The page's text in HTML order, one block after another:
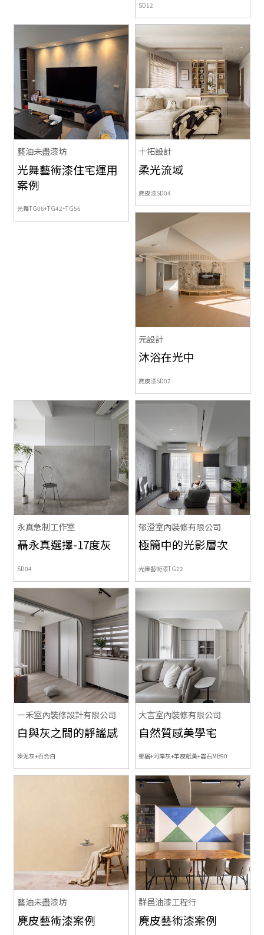
SD12
藝油未盡漆坊
光舞藝術漆住宅運用
案例
光舞TG06+TG42+TG56
十拓設計
柔光流域
麂皮漆SD04
元設計
沐浴在光中
麂皮漆SD02
永真急制工作室
聶永真選擇-17度灰
SD04
郁澄室內裝修有限公司
極簡中的光影層次
光舞藝術漆TG22
一禾室內裝修設計有限公司
白與灰之間的靜謐感
陳泥灰+百合白
大言室內裝修有限公司
自然質感美學宅
鄉居+河岸灰+羊皮紙黃+雲石MB90
藝油未盡漆坊
麂皮藝術漆案例
群邑油漆工程行
麂皮藝術漆案例